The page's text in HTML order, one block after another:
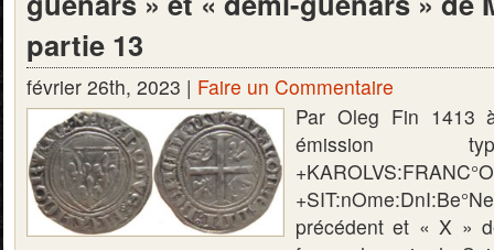
partie 13
février 26th, 2023 | Faire un Commentaire
Par Oleg Fin 1413
émission
précédent et « X »